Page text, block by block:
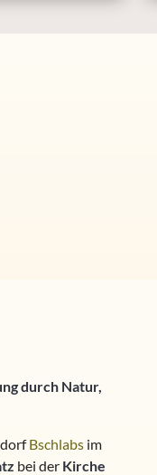
durch Natur,
Bschlabs im
bei der Kirche